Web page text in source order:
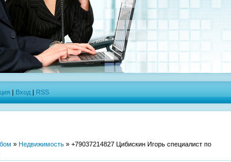
| Вход | RSS
» Недвижимость » +79037214827 Цибискин Игорь специалист по